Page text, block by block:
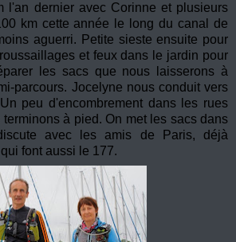
l'an dernier avec Corinne et plusieurs
km cette année le long du canal de
aguerri. Petite sieste ensuite pour
et feux dans le jardin pour
les sacs que nous laisserons à
parcours. Jocelyne nous conduit vers
peu d'encombrement dans les rues
à pied. On met les sacs dans
avec les amis de Paris, déjà
font aussi le 177.